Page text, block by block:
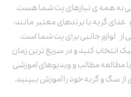
به همه ی نیازهای پت شما هست.
گربه با برندهای معتبر مانند:
لوازم جانبی برای پت شما است.
انتخاب کنید و در سریع ترین زمان
مطالب و ویدیوهای آموزشی
از سگ و گربه خود را آموزش ببینید.